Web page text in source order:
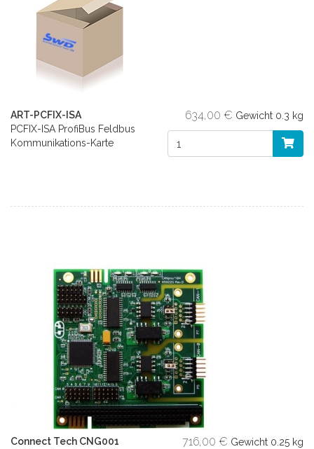
ART-PCFIX-ISA
PCFIX-ISA ProfiBus Feldbus
Kommunikations-Karte
634,00 € Gewicht 0.3 kg
Connect Tech CNG001
716,00 € Gewicht 0.25 kg